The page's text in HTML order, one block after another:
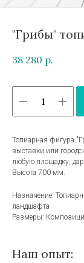
"Грибы"
38 280 р.
Топиарная фигура
выставки или
любую площадку,
Высота 700 мм.
Назначение:
ландшафта
Размеры:
Наш опыт: